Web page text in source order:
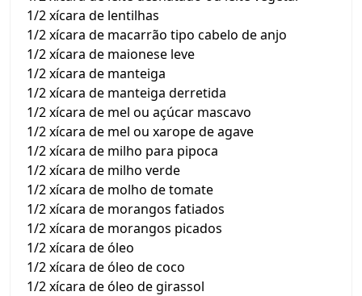
1/2 xícara de lentilhas
1/2 xícara de macarrão tipo cabelo de anjo
1/2 xícara de maionese leve
1/2 xícara de manteiga
1/2 xícara de manteiga derretida
1/2 xícara de mel ou açúcar mascavo
1/2 xícara de mel ou xarope de agave
1/2 xícara de milho para pipoca
1/2 xícara de milho verde
1/2 xícara de molho de tomate
1/2 xícara de morangos fatiados
1/2 xícara de morangos picados
1/2 xícara de óleo
1/2 xícara de óleo de coco
1/2 xícara de óleo de girassol